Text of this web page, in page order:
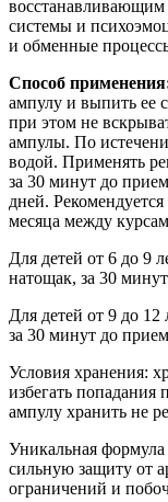
восстанавливающим
системы и
и обменные
Способ
ампулу и выпить ее
при этом не
ампулы. По
водой. Применять
за 30 минут до
дней.
месяца между
Для детей от 6 до 9
натощак, за 30
Для детей от 9 до
за 30 минут до
Условия хранения:
избегать
ампулу хранить не
Уникальная формула
сильную защиту от
ограничений и